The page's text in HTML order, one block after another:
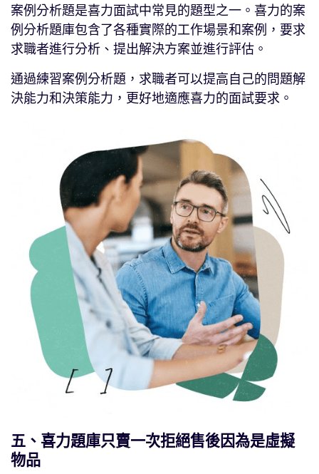
案例分析題是喜力面試中常見的題型之一。喜力的案
例分析題庫包含了各種實際的工作場景和案例，要求
求職者進行分析、提出解決方案並進行評估。
通過練習案例分析題，求職者可以提高自己的問題解
決能力和決策能力，更好地適應喜力的面試要求。
五、喜力題庫只賣一次拒絕售後因為是虛擬
物品